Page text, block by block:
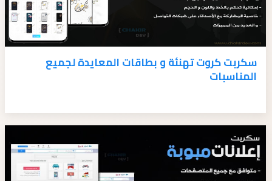
سكربت كروت تهنئة و بطاقات المعايدة لجميع
المناسبات